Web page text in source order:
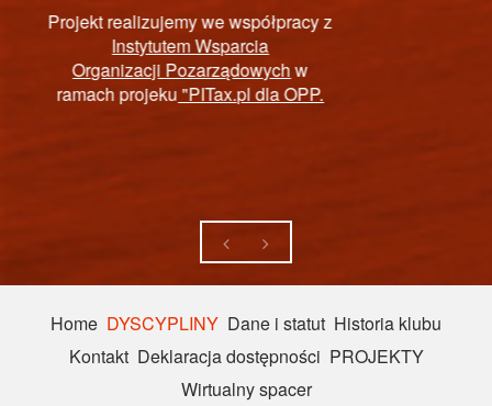
PAŃSTWOWY FUNDUSZ
REHABILITACJI OSÓB
Home DYSCYPLINY Dane i statut Historia klubu
Kontakt Deklaracja dostępności PROJEKTY
Wirtualny spacer